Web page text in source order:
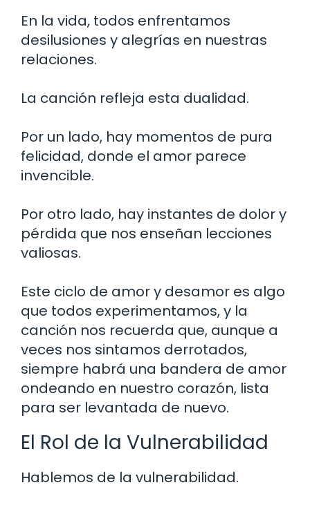
En la vida, todos enfrentamos
desilusiones y alegrías en nuestras
relaciones.
La canción refleja esta dualidad.
Por un lado, hay momentos de pura
felicidad, donde el amor parece
invencible.
Por otro lado, hay instantes de dolor y
pérdida que nos enseñan lecciones
valiosas.
Este ciclo de amor y desamor es algo
que todos experimentamos, y la
canción nos recuerda que, aunque a
veces nos sintamos derrotados,
siempre habrá una bandera de amor
ondeando en nuestro corazón, lista
para ser levantada de nuevo.
El Rol de la Vulnerabilidad
Hablemos de la vulnerabilidad.